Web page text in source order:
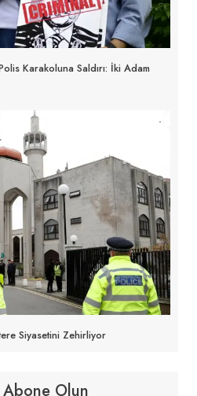
Karakoluna Saldırı: İki Adam
Siyasetini Zehirliyor
Olun